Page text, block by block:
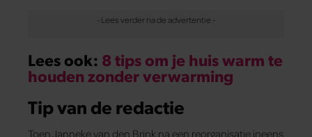
Lees ook: 8 tips om je huis warm te
houden zonder verwarming
Tip van de redactie
Toen Janneke van den Brink na een reorganisatie ineens